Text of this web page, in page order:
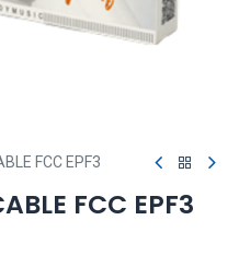
FCC EPF3
FCC EPF3